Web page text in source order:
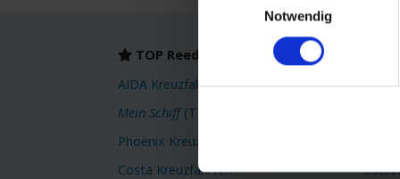
Notwendig
TOP Reedereien
AIDA Kreuzfahrten
Mein Schiff(TUI Cruises)
Phoenix Kreuzfahrten
Costa Kreuzfahrten